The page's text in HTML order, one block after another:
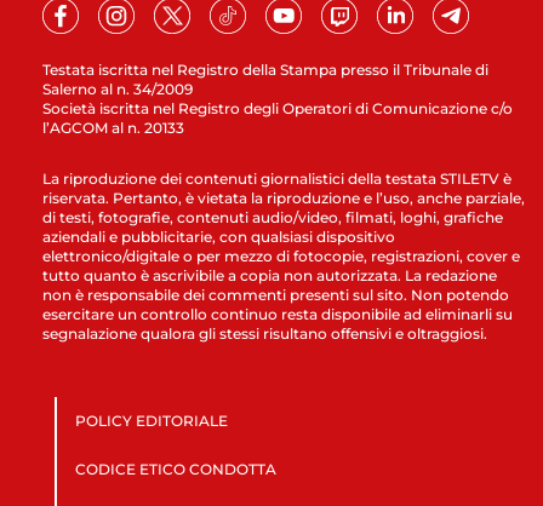
Testata iscritta nel Registro della Stampa presso il Tribunale di
Salerno al n. 34/2009
Società iscritta nel Registro degli Operatori di Comunicazione c/o
l’AGCOM al n. 20133
La riproduzione dei contenuti giornalistici della testata STILETV è
riservata. Pertanto, è vietata la riproduzione e l’uso, anche parziale,
di testi, fotografie, contenuti audio/video, filmati, loghi, grafiche
aziendali e pubblicitarie, con qualsiasi dispositivo
elettronico/digitale o per mezzo di fotocopie, registrazioni, cover e
tutto quanto è ascrivibile a copia non autorizzata. La redazione
non è responsabile dei commenti presenti sul sito. Non potendo
esercitare un controllo continuo resta disponibile ad eliminarli su
segnalazione qualora gli stessi risultano offensivi e oltraggiosi.
POLICY EDITORIALE
CODICE ETICO CONDOTTA